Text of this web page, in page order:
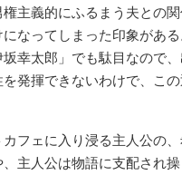
主義的にふるまう夫との
なってしまった印象があ
幸太郎」でも駄目なので
発揮できないわけで、こ
フェに入り浸る主人公の
主人公は物語に支配され